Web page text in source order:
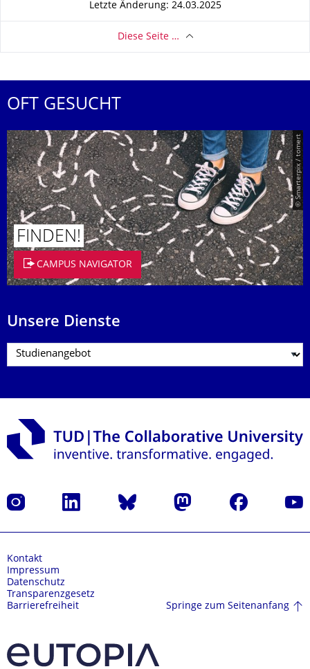
Letzte Änderung: 24.03.2025
Diese Seite …
OFT GESUCHT
© Smarterpix / tomert
FINDEN!
CAMPUS NAVIGATOR
Unsere Dienste
Instagram LinkedIn Bluesky Mastodon Facebook
Kontakt
Impressum
Datenschutz
Transparenzgesetz
Barrierefreiheit
Springe zum Seitenanfang